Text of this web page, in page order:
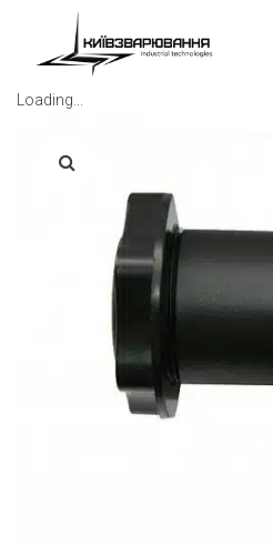
Loading...
Каталог товарів
Про нас
Доставка та оплата
Повернення та обмін